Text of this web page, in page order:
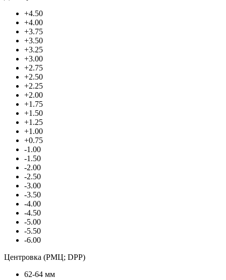
+4.50
+4.00
+3.75
+3.50
+3.25
+3.00
+2.75
+2.50
+2.25
+2.00
+1.75
+1.50
+1.25
+1.00
+0.75
-1.00
-1.50
-2.00
-2.50
-3.00
-3.50
-4.00
-4.50
-5.00
-5.50
-6.00
Центровка (РМЦ; DPP)
62-64 мм